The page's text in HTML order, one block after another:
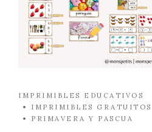
IMPRIMIBLES EDUCATIVOS
IMPRIMIBLES GRATUITOS
PRIMAVERA Y PASCUA